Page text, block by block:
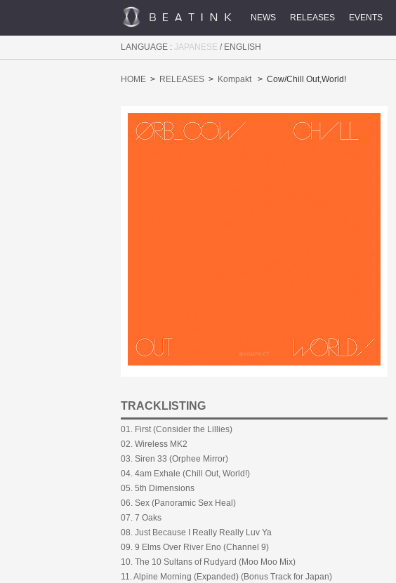
NEWS RELEASES EVENTS
LANGUAGE : JAPANESE / ENGLISH
HOME RELEASES Kompakt Cow/Chill Out,World!
TRACKLISTING
01. First (Consider the Lillies)
02. Wireless MK2
03. Siren 33 (Orphee Mirror)
04. 4am Exhale (Chill Out, World!)
05. 5th Dimensions
06. Sex (Panoramic Sex Heal)
07. 7 Oaks
08. Just Because I Really Really Luv Ya
09. 9 Elms Over River Eno (Channel 9)
10. The 10 Sultans of Rudyard (Moo Moo Mix)
11. Alpine Morning (Expanded) (Bonus Track for Japan)